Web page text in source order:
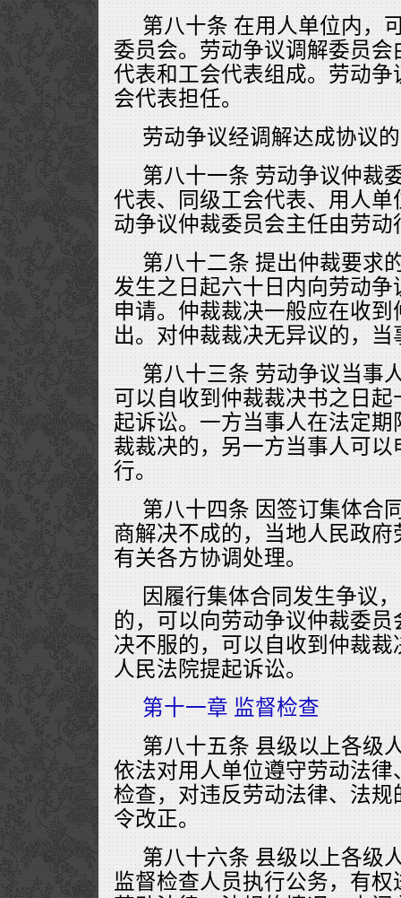
第八十条 在用人单位内，
委员会。劳动争议调解委员
代表和工会代表组成。劳动
会代表担任。
劳动争议经调解达成协议
第八十一条 劳动争议仲裁
代表、同级工会代表、用人
动争议仲裁委员会主任由劳
第八十二条 提出仲裁要求
发生之日起六十日内向劳动
申请。仲裁裁决一般应在收
出。对仲裁裁决无异议的，
第八十三条 劳动争议当事
可以自收到仲裁裁决书之日
起诉讼。一方当事人在法定
裁裁决的，另一方当事人可
行。
第八十四条 因签订集体合
商解决不成的，当地人民政
有关各方协调处理。
因履行集体合同发生争议
的，可以向劳动争议仲裁委
决不服的，可以自收到仲裁
人民法院提起诉讼。
第十一章 监督检查
第八十五条 县级以上各级
依法对用人单位遵守劳动法
检查，对违反劳动法律、法
令改正。
第八十六条 县级以上各级
监督检查人员执行公务，有